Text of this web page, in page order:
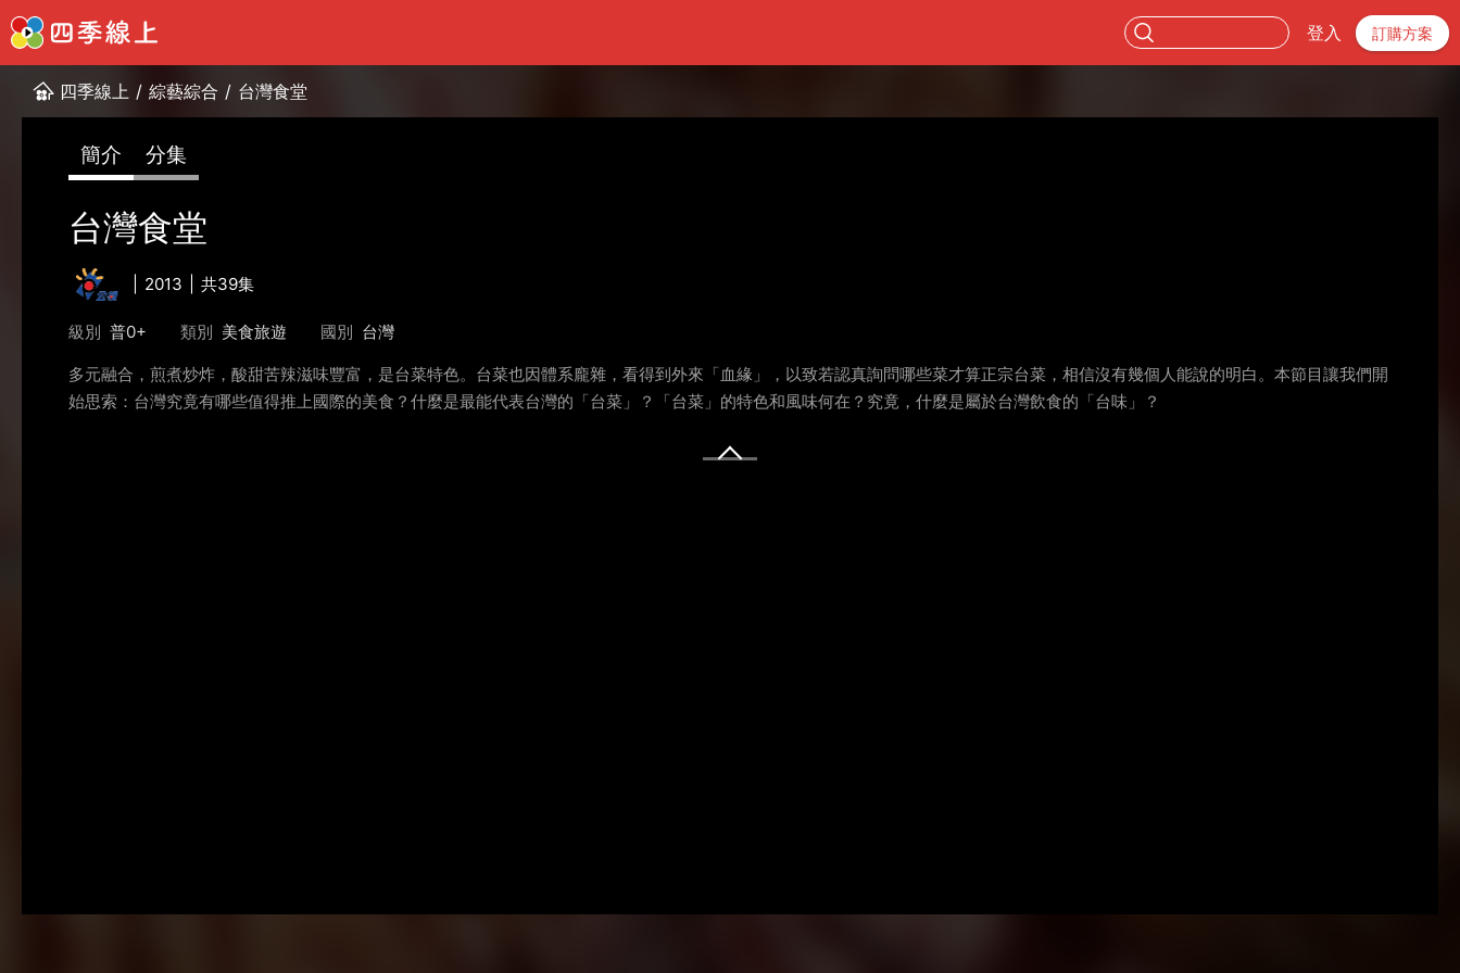
登入 訂購方案
四季線上 / 綜藝綜合 / 台灣食堂
簡介 分集
台灣食堂
2013 共39集
級別 普0+ 類別 美食旅遊 國別 台灣
多元融合，煎煮炒炸，酸甜苦辣滋味豐富，是台菜特色。台菜也因體系龐雜，看得到外來「血緣」，以致若認真詢問哪些菜才算正宗台菜，相信沒有幾個人能說的明白。本節目讓我們開
始思索：台灣究竟有哪些值得推上國際的美食？什麼是最能代表台灣的「台菜」？「台菜」的特色和風味何在？究竟，什麼是屬於台灣飲食的「台味」？